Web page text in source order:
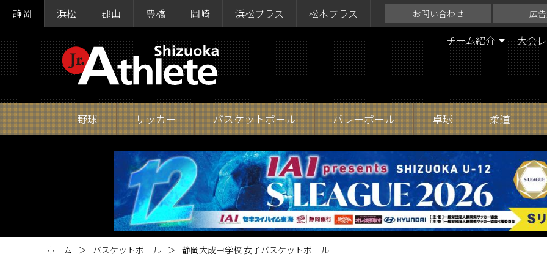
静岡 浜松 郡山 豊橋 岡崎 浜松プラス 松本プラス お問い合わせ 広
チーム紹介 大会
野球 サッカー バスケットボール バレーボール 卓球 柔道
ホーム バスケットボール 静岡大成中学校 女子バスケットボール